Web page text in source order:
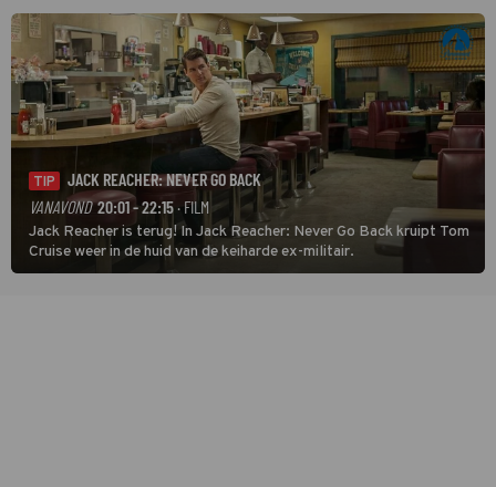
TIP
JACK REACHER: NEVER GO BACK
VANAVOND 20:01 - 22:15· FILM
Jack Reacher is terug! In Jack Reacher: Never Go Back kruipt Tom
Cruise weer in de huid van de keiharde ex-militair.